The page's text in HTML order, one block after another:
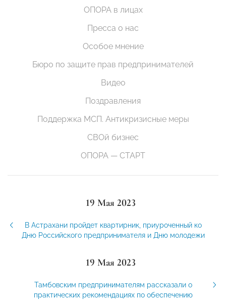
ОПОРА в лицах
Пресса о нас
Особое мнение
Бюро по защите прав предпринимателей
Видео
Поздравления
Поддержка МСП. Антикризисные меры
СВОй бизнес
ОПОРА — СТАРТ
19 Мая 2023
В Астрахани пройдет квартирник, приуроченный ко
Дню Российского предпринимателя и Дню молодежи
19 Мая 2023
Тамбовским предпринимателям рассказали о
практических рекомендациях по обеспечению